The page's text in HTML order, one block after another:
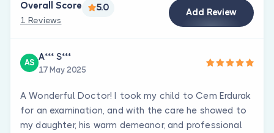
Overall Score
1 Reviews
5.0 Add Review
AS
A*** S***
17 May 2025
A Wonderful Doctor! I took my child to Cem Erdurak
for an examination, and with the care he showed to
my daughter, his warm demeanor, and professional